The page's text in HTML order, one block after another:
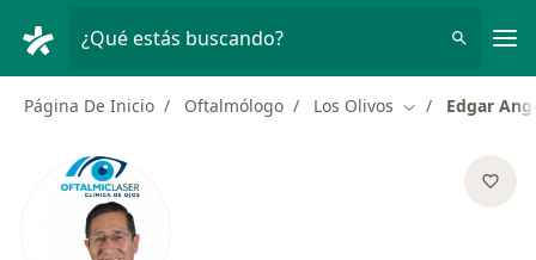
¿Qué estás buscando?
Página De Inicio Oftalmólogo Los Olivos Cambiar de
Edgar